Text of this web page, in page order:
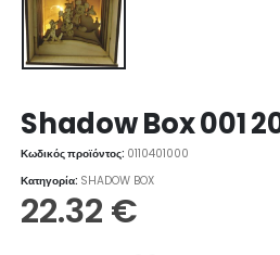
Shadow Box 001
Κωδικός προϊόντος: 0110401000
Κατηγορία: SHADOW BOX
22.32 €